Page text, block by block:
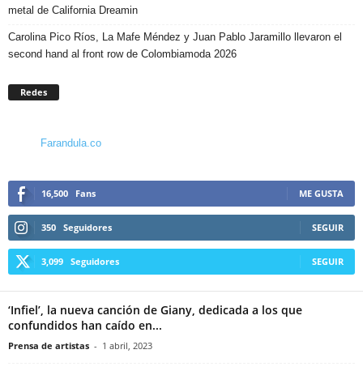
metal de California Dreamin
Carolina Pico Ríos, La Mafe Méndez y Juan Pablo Jaramillo llevaron el
second hand al front row de Colombiamoda 2026
Redes
Farandula.co
16,500 Fans ME GUSTA
350 Seguidores SEGUIR
3,099 Seguidores SEGUIR
‘Infiel’, la nueva canción de Giany, dedicada a los que
confundidos han caído en...
Prensa de artistas - 1 abril, 2023